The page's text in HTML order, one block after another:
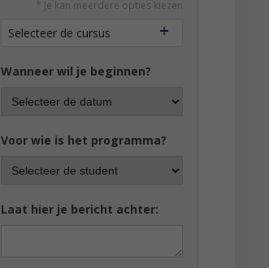
* Je kan meerdere opties kiezen
Selecteer de cursus
Wanneer wil je beginnen?
Voor wie is het programma?
Laat hier je bericht achter: